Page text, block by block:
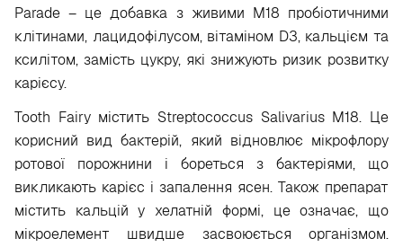
Parade – це добавка з живими M18 пробіотичними
клітинами, лацидофілусом, вітаміном D3, кальцієм та
ксилітом, замість цукру, які знижують ризик розвитку
карієсу.
Tooth Fairy містить Streptococcus Salivarius M18. Це
корисний вид бактерій, який відновлює мікрофлору
ротової порожнини і бореться з бактеріями, що
викликають карієс і запалення ясен. Також препарат
містить кальцій у хелатній формі, це означає, що
мікроелемент швидше засвоюється організмом.